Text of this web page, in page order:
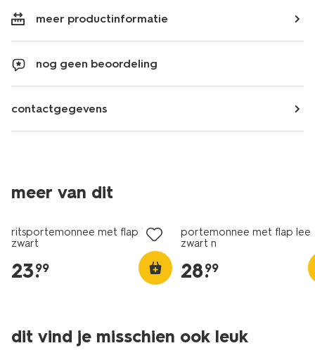
meer productinformatie
nog geen beoordeling
contactgegevens
meer van dit
ritsportemonnee met flap leer
zwart
23.
99
portemonnee met flap leer
zwart n
28.
99
dit vind je misschien ook leuk
sale sale